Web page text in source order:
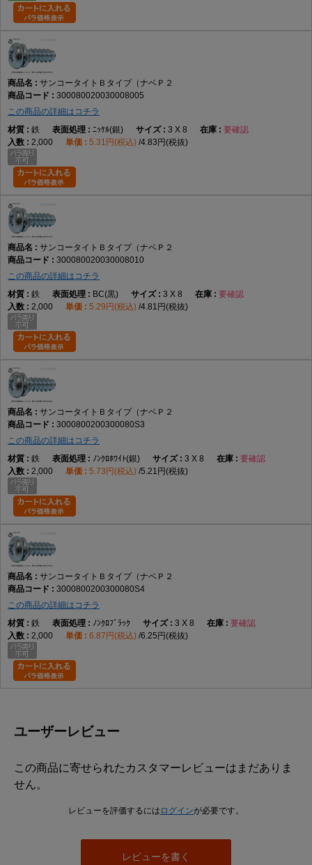
サンコータイトＢタイプ（ナベＰ２
300080020030008005
この商品の詳細はコチラ
鉄
ﾆｯｹﾙ(銀) 3 X 8
要確認
2,000
5.31円(税込) 4.83円(税抜)
サンコータイトＢタイプ（ナベＰ２
300080020030008010
この商品の詳細はコチラ
鉄
BC(黒) 3 X 8
要確認
2,000
5.29円(税込) 4.81円(税抜)
サンコータイトＢタイプ（ナベＰ２
3000800200300080S3
この商品の詳細はコチラ
鉄
ﾉﾝｸﾛﾎﾜｲﾄ(銀) 3 X 8
要確認
2,000
5.73円(税込) 5.21円(税抜)
サンコータイトＢタイプ（ナベＰ２
3000800200300080S4
この商品の詳細はコチラ
鉄
ﾉﾝｸﾛﾌﾞﾗｯｸ 3 X 8
要確認
2,000
6.87円(税込) 6.25円(税抜)
ユーザーレビュー
この商品に寄せられたカスタマーレビューはまだありま
せん。
レビューを評価するには ログインが必要です。
レビューを書く